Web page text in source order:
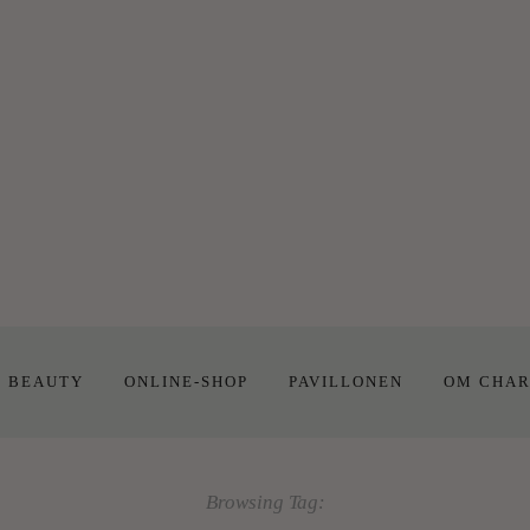
BEAUTY ONLINE-SHOP PAVILLONEN OM
Browsing Tag: